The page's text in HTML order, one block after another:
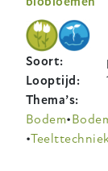
Soort
Looptijd
Thema’s
Bodem